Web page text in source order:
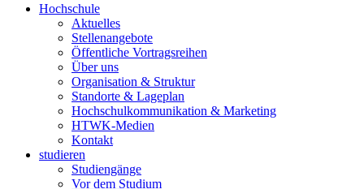
Hochschule
Aktuelles
Stellenangebote
Öffentliche Vortragsreihen
Über uns
Organisation & Struktur
Standorte & Lageplan
Hochschulkommunikation & Marketing
HTWK-Medien
Kontakt
studieren
Studiengänge
Vor dem Studium